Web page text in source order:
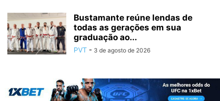
Bustamante reúne lendas de
todas as gerações em sua
graduação ao...
PVT - 3 de agosto de 2026